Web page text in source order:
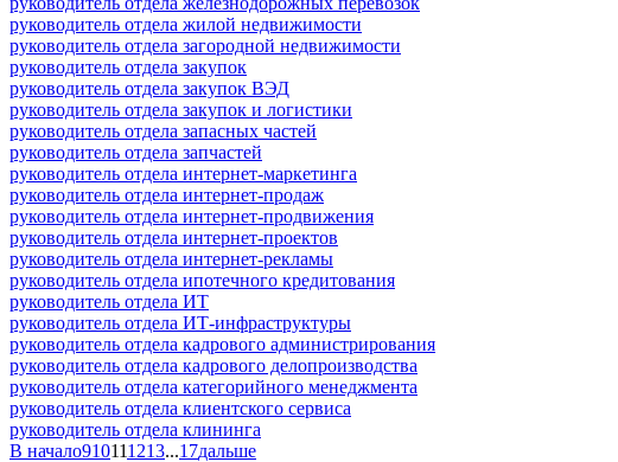
руководитель отдела жилой недвижимости
руководитель отдела загородной недвижимости
руководитель отдела закупок
руководитель отдела закупок ВЭД
руководитель отдела закупок и логистики
руководитель отдела запасных частей
руководитель отдела запчастей
руководитель отдела интернет-маркетинга
руководитель отдела интернет-продаж
руководитель отдела интернет-продвижения
руководитель отдела интернет-проектов
руководитель отдела интернет-рекламы
руководитель отдела ипотечного кредитования
руководитель отдела ИТ
руководитель отдела ИТ-инфраструктуры
руководитель отдела кадрового администрирования
руководитель отдела кадрового делопроизводства
руководитель отдела категорийного менеджмента
руководитель отдела клиентского сервиса
руководитель отдела клининга
В начало910111213...17дальше